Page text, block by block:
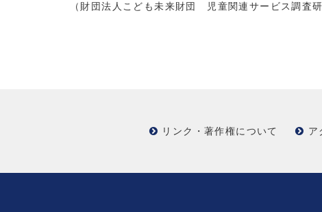
（財団法人こども未来財団 児童関連サービス調査
リンク・著作権について ア